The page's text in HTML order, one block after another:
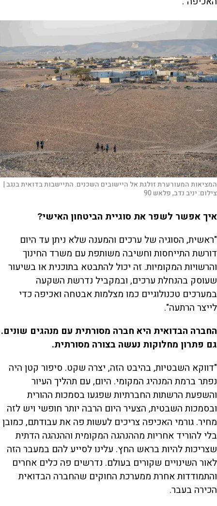
המציאות המעורערת זולגת אל היישובים השכנים. התיישבות בדואית בנגב |
צילום:יניב נדב, פלאש 90
איך אפשר לשפר את סוגיית הביטחון האישי?
"ראשית, הסוגיה של ערכים והמענה שלא ניתן עד היום
דורשת התייחסות וחשיבה משותפת עם משרד החינוך
והרשויות המקומיות. זה יכול להתבטא בתוכנית או בשיעור
שעוסק בהנחלת ערכים, ובמקביל נדרשת השקעה
במערכים טכנולוגיים כמו מצלמות אבטחה ואכיפה כדי
לייצר הרתעה".
החברה הבדואית היא חברה מסורתית עם מנהגים שונים.
גם פתרון מחלוקות נעשה בצורה מסורתית.
"דווקא השבטיות, בהיבט הזה, יצרה שקט. סיפור קטן היה
נפתר ברמת המנהיג המקומי. היום, עם תהליך העיור
והשפעת הרשתות החברתיות שפגעו בסמכות ההורית
ובסמכות השבטית, הצעיר היום הרבה יותר חופשי ויש לזה
מחיר. גורמי האכיפה צריכים לעשות פה את עבודתם, כמובן
בלי להוריד אחריות מההנהגה המקומית וההנהגה הדתית
שצריכות להיות בראש החץ. עלינו לסייע להם במעבר הזה
לאור השינויים שקורים בעולם. נדרשים פה כלים אחרים
והתמודדות אחרת ממערכת החוקים שהחברה הבדואית
הכירה בעבר.